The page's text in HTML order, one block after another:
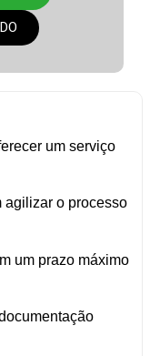
um serviço
agilizar o processo
um prazo máximo